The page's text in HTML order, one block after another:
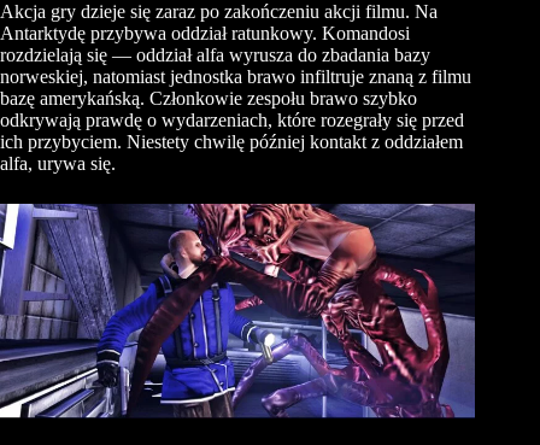
Akcja gry dzieje się zaraz po zakończeniu akcji filmu. Na
Antarktydę przybywa oddział ratunkowy. Komandosi
rozdzielają się — oddział alfa wyrusza do zbadania bazy
norweskiej, natomiast jednostka brawo infiltruje znaną z filmu
bazę amerykańską. Członkowie zespołu brawo szybko
odkrywają prawdę o wydarzeniach, które rozegrały się przed
ich przybyciem. Niestety chwilę później kontakt z oddziałem
alfa, urywa się.